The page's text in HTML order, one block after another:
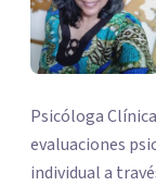
Psicóloga
evaluaciones
individual a